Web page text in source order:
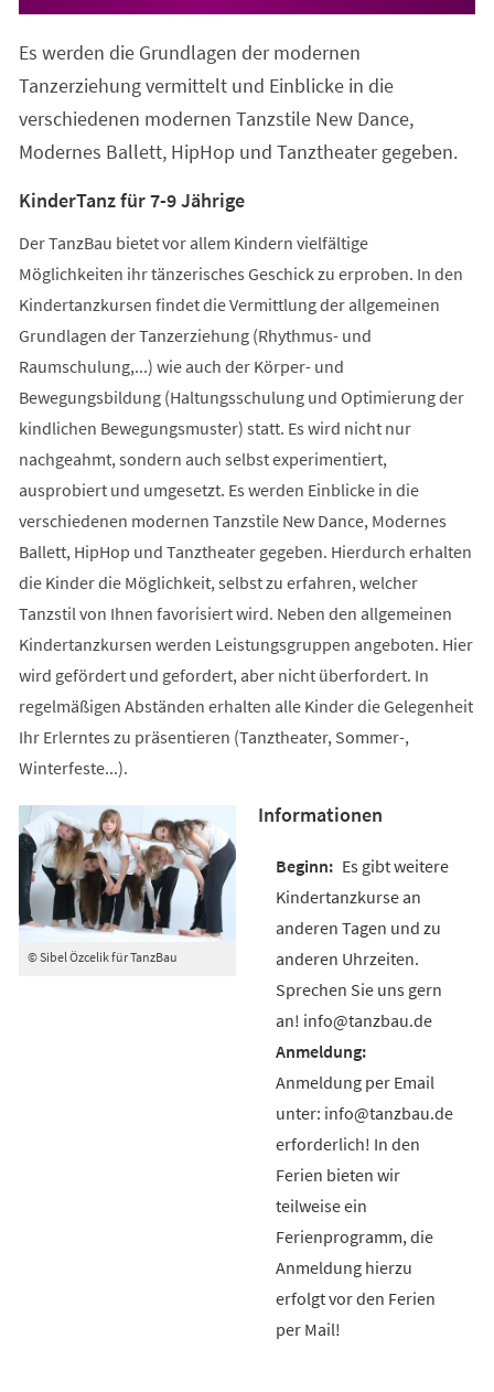
Es werden die Grundlagen der modernen
Tanzerziehung vermittelt und Einblicke in die
verschiedenen modernen Tanzstile New Dance,
Modernes Ballett, HipHop und Tanztheater gegeben.
KinderTanz für 7-9 Jährige
Der TanzBau bietet vor allem Kindern vielfältige
Möglichkeiten ihr tänzerisches Geschick zu erproben. In den
Kindertanzkursen findet die Vermittlung der allgemeinen
Grundlagen der Tanzerziehung (Rhythmus- und
Raumschulung,...) wie auch der Körper- und
Bewegungsbildung (Haltungsschulung und Optimierung der
kindlichen Bewegungsmuster) statt. Es wird nicht nur
nachgeahmt, sondern auch selbst experimentiert,
ausprobiert und umgesetzt. Es werden Einblicke in die
verschiedenen modernen Tanzstile New Dance, Modernes
Ballett, HipHop und Tanztheater gegeben. Hierdurch erhalten
die Kinder die Möglichkeit, selbst zu erfahren, welcher
Tanzstil von Ihnen favorisiert wird. Neben den allgemeinen
Kindertanzkursen werden Leistungsgruppen angeboten. Hier
wird gefördert und gefordert, aber nicht überfordert. In
regelmäßigen Abständen erhalten alle Kinder die Gelegenheit
Ihr Erlerntes zu präsentieren (Tanztheater, Sommer-,
Winterfeste...).
© Sibel Özcelik für TanzBau
Informationen
Es gibt weitere
Kindertanzkurse an
anderen Tagen und zu
anderen Uhrzeiten.
Sprechen Sie uns gern
an! info@tanzbau.de
Anmeldung per Email
unter: info@tanzbau.de
erforderlich! In den
Ferien bieten wir
teilweise ein
Ferienprogramm, die
Anmeldung hierzu
erfolgt vor den Ferien
per Mail!